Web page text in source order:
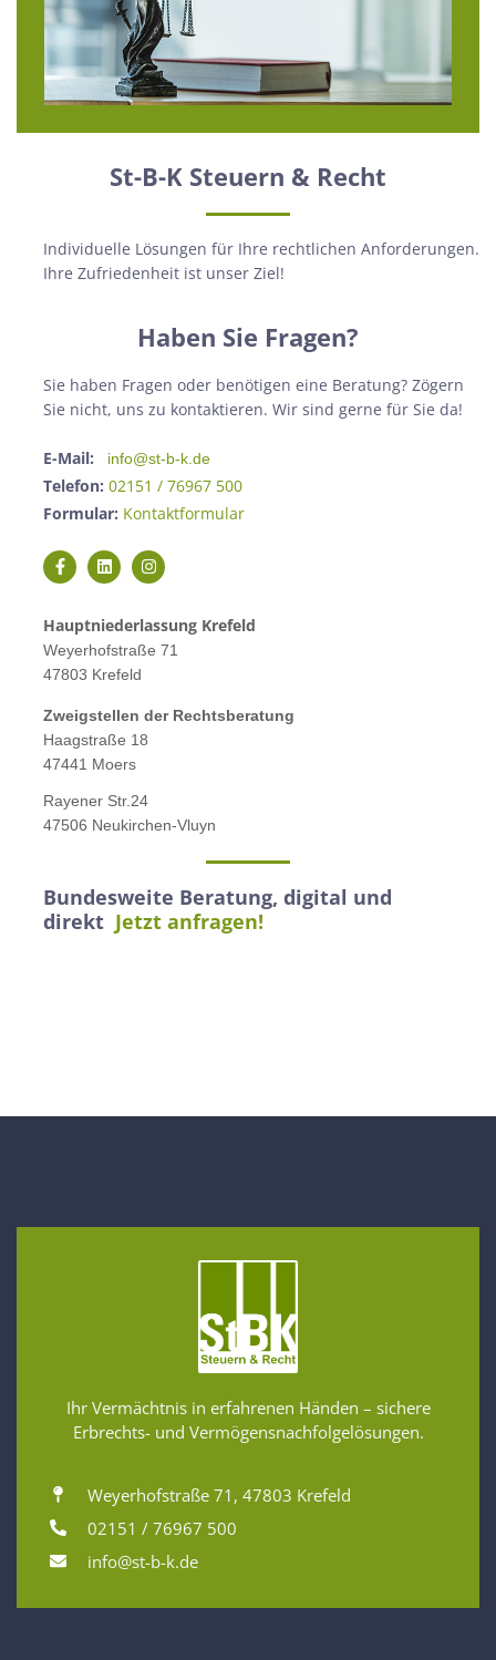
St-B-K Steuern & Recht
Individuelle Lösungen für Ihre rechtlichen Anforderungen.
Ihre Zufriedenheit ist unser Ziel!
Haben Sie Fragen?
Sie haben Fragen oder benötigen eine Beratung? Zögern
Sie nicht, uns zu kontaktieren. Wir sind gerne für Sie da!
E-Mail: info@st-b-k.de
Telefon: 02151 / 76967 500
Formular: Kontaktformular
Hauptniederlassung Krefeld
Weyerhofstraße 71
47803 Krefeld
Zweigstellen der Rechtsberatung
Haagstraße 18
47441 Moers
Rayener Str.24
47506 Neukirchen-Vluyn
Bundesweite Beratung, digital und
direkt Jetzt anfragen!
Ihr Vermächtnis in erfahrenen Händen – sichere
Erbrechts- und Vermögensnachfolgelösungen.
Weyerhofstraße 71, 47803 Krefeld
02151 / 76967 500
info@st-b-k.de